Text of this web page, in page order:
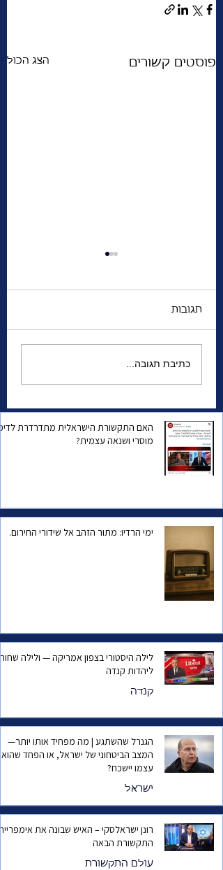
פוסטים קשורים הצג הכול
תגובות
כתיבת תגובה...
האם התקשורת הישראלית מתדרדרת
מוסרי ושנאה עצמית?
ימי הרדיו: מתור הזהב אל שידורי החירום.
לילה היסטורי בצפון אמריקה — ולילה שחור
ליהדות קנדה
קנדה
הגנרל שהשתגע | מה מפחיד אותו יותר—
המצב הביטחוני של ישראל, או הפחד שהוא
עצמו יישכח?
ישראל
רונן ישראלסקי – האיש שבונה את
התקשורת הבאה
עולם התקשורת